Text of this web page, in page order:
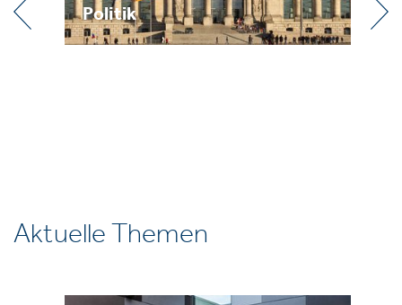
Praxis
Aktuelle Themen